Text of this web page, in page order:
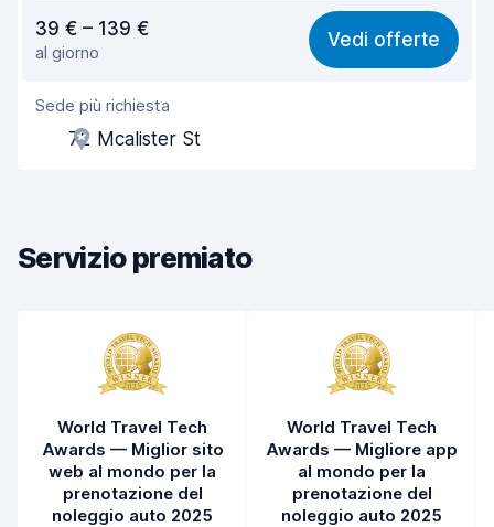
8,4
Facile da trovare 8,2
Gentilezza degli agenti
Rapidità del ritiro
Pulizia del veicolo
39 € – 139 €
al giorno
Vedi offerte
Sede più richiesta
72 Mcalister St
Servizio premiato
World Travel Tech
Awards — Miglior sito
web al mondo per la
prenotazione del
noleggio auto 2025
World Travel Tech
Awards — Migliore app
al mondo per la
prenotazione del
noleggio auto 2025